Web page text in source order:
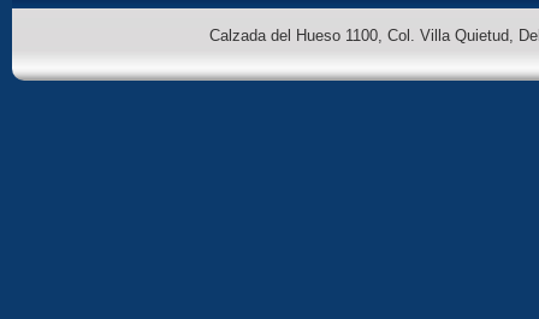
Calzada del Hueso 1100, Col. Villa Quietud,